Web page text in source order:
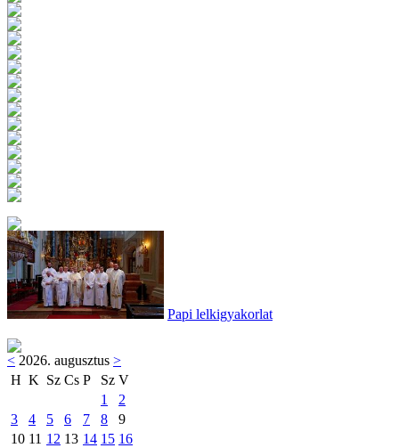
Papi lelkigyakorlat
< 2026. augusztus >
H K Sz Cs P Sz V
1
2
3
4 5 6 7 8
9
10 11 12 13 14 15 16